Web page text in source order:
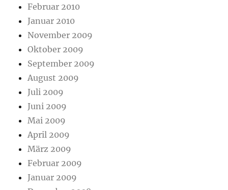
Februar 2010
Januar 2010
November 2009
Oktober 2009
September 2009
August 2009
Juli 2009
Juni 2009
Mai 2009
April 2009
März 2009
Februar 2009
Januar 2009